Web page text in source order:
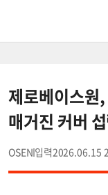
제로베이스원
매거진 커버
OSEN 2026.06.15